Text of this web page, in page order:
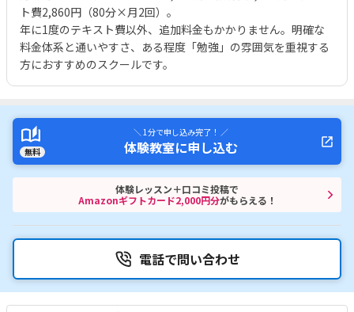
ト費2,860円（80分×月2回）。
年に1度のテキスト費以外、追加料金もかかりません。明確な
料金体系と通いやすさ、ある程度「勉強」の雰囲気を重視する
方におすすめのスクールです。
無料
＼ 1分で申し込み完了！ ／
体験教室に申し込む
体験レッスン＋口コミ投稿で
Amazonギフトカード2,000円分がもらえる！
電話で問い合わせ